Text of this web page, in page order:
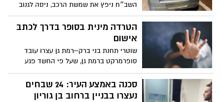
השב״ח ניפץ את שמשת הרכב, ניסה לגנוב
רכוש ונמלט – שוטרי תחנת בני ברק–רמת גן
עצרו את החשוד. החקירה הסתיימה והוגש
כתב אישום
הטרדה מינית בסופר בדרך לכתב
אישום
שוטרי תחנת בני ברק–רמת גן עצרו עובד
סופרמרקט ברמת גן, שעל פי החשד פגע
מינית בקטינה במקום; החקירה הסתיימה
והוגשה הצהרת תובע
סכנה באמצע העיר: 24 שבחים
נעצרו בבניין ברחוב בן גוריון